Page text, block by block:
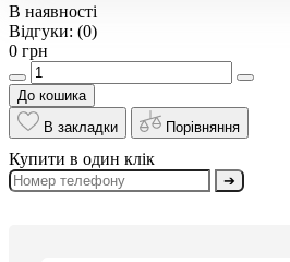
В наявності
Відгуки: (0)
0 грн
До кошика
В закладки
Порівняння
Купити в один клік
➔